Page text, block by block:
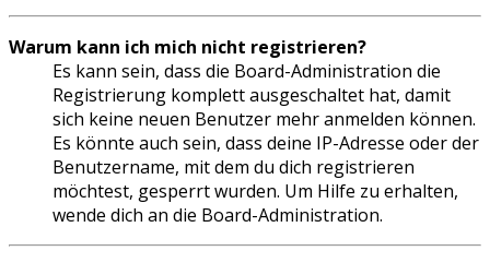
Warum kann ich mich nicht registrieren?
Es kann sein, dass die Board-Administration die
Registrierung komplett ausgeschaltet hat, damit
sich keine neuen Benutzer mehr anmelden können.
Es könnte auch sein, dass deine IP-Adresse oder der
Benutzername, mit dem du dich registrieren
möchtest, gesperrt wurden. Um Hilfe zu erhalten,
wende dich an die Board-Administration.